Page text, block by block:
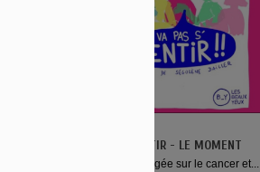
ON VA PAS S’MENTIR - LE MOMENT
Une émission engagée sur le cancer et...